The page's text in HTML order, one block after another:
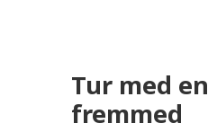
Tur med en
fremmed